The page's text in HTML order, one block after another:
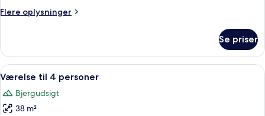
adultos
niño)
Flere oplysninger
Flere
til
personer
adultos
+
Se priser
Indlæs
alle
billeder
af
Pengeskab på værelset, skrivebord,
6
Værelse til 4 personer
Bjergudsigt
38 m²